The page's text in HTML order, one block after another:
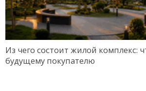
Из чего состоит жилой комплекс:
будущему покупателю